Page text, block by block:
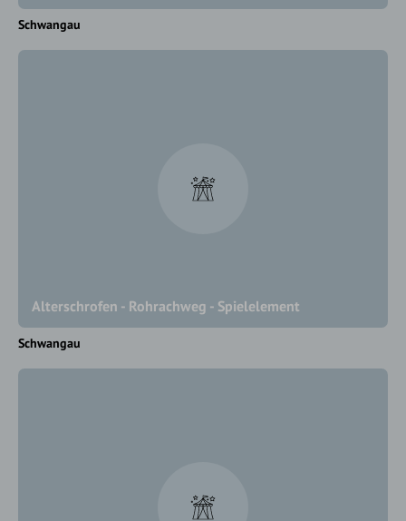
Schwangau
Alterschrofen - Rohrachweg - Spielelement
Schwangau